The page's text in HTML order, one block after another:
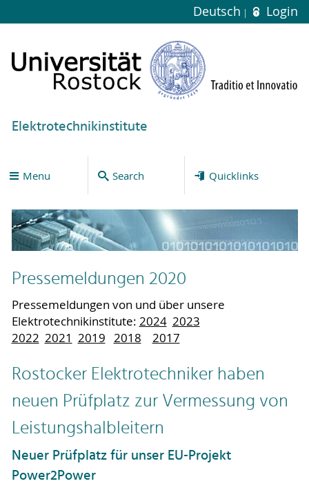
Deutsch Login
Elektrotechnikinstitute
Menu Search Quicklinks
Pressemeldungen 2020
Pressemeldungen von und über unsere
Elektrotechnikinstitute: 2024 2023
2022 2021 2019 2018 2017
Rostocker Elektrotechniker haben
neuen Prüfplatz zur Vermessung von
Leistungshalbleitern
Neuer Prüfplatz für unser EU-Projekt
Power2Power